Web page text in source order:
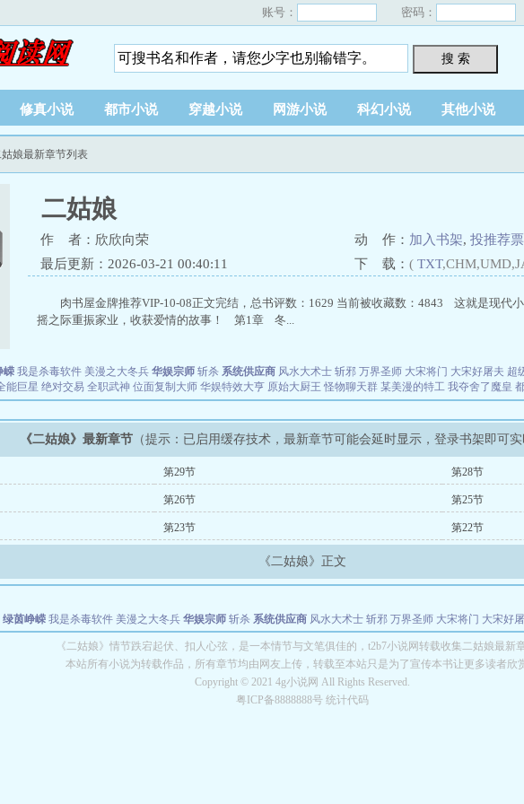
账号： 密码：
搜 索
修真小说 都市小说 穿越小说 网游小说 科幻小说 其他小说
娘最新章节列表
二姑娘
作 者：欣欣向荣 动 作： 加入书架, 投推荐票
最后更新：2026-03-21 00:40:11
下 载： ( TXT
肉书屋金牌推荐VIP-10-08正文完结，总书评数：1629 当前被收藏数：4843 这就是现代
摇之际重振家业，收获爱情的故事！ 第1章 冬...
嵘 我是杀毒软件 美漫之大冬兵 华娱宗师 斩杀 系统供应商 风水大术士 斩邪 万界圣师 大宋将门 大宋好屠夫 超
能巨星 绝对交易 全职武神 位面复制大师 华娱特效大亨 原始大厨王 怪物聊天群 某美漫的特工 我夺舍了魔皇
《二姑娘》最新章节 （提示：已启用缓存技术，最新章节可能会延时显示，登录书架即可实
第29节 第28节
第26节 第25节
第23节 第22节
《二姑娘》正文
绿茵峥嵘 我是杀毒软件 美漫之大冬兵 华娱宗师 斩杀 系统供应商 风水大术士 斩邪 万界圣师 大宋将门 大宋好
都市全能巨星 绝对交易 全职武神 位面复制大师 华娱特效大亨 原始大厨王 怪物聊天群 某美漫的特
长别打脸
《二姑娘》情节跌宕起伏、扣人心弦，是一本情节与文笔俱佳的，t2b7小说网转载收集二姑娘最新章
本站所有小说为转载作品，所有章节均由网友上传，转载至本站只是为了宣传本书让更多读者欣
Copyright © 2021 4g小说网 All Rights Reserved.
粤ICP备8888888号 统计代码